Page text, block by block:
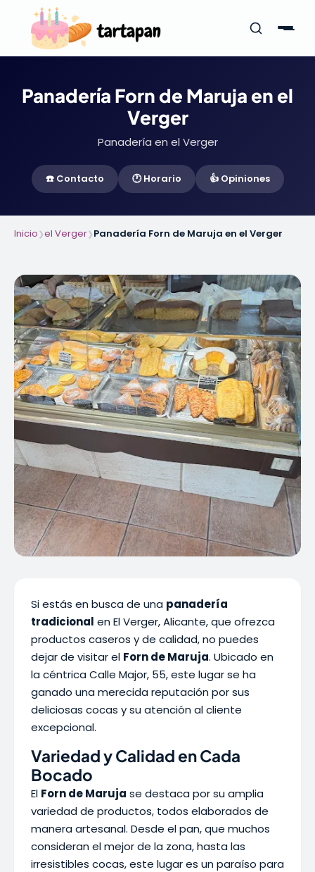
Panadería Forn de Maruja en el
Verger
Panadería en el Verger
☎️ Contacto 🕐 Horario 👍 Opiniones
Inicio❯el Verger❯Panadería Forn de Maruja en el Verger
Si estás en busca de una panadería
tradicional en El Verger, Alicante, que ofrezca
productos caseros y de calidad, no puedes
dejar de visitar el Forn de Maruja. Ubicado en
la céntrica Calle Major, 55, este lugar se ha
ganado una merecida reputación por sus
deliciosas cocas y su atención al cliente
excepcional.
Variedad y Calidad en Cada
Bocado
El Forn de Maruja se destaca por su amplia
variedad de productos, todos elaborados de
manera artesanal. Desde el pan, que muchos
consideran el mejor de la zona, hasta las
irresistibles cocas, este lugar es un paraíso para